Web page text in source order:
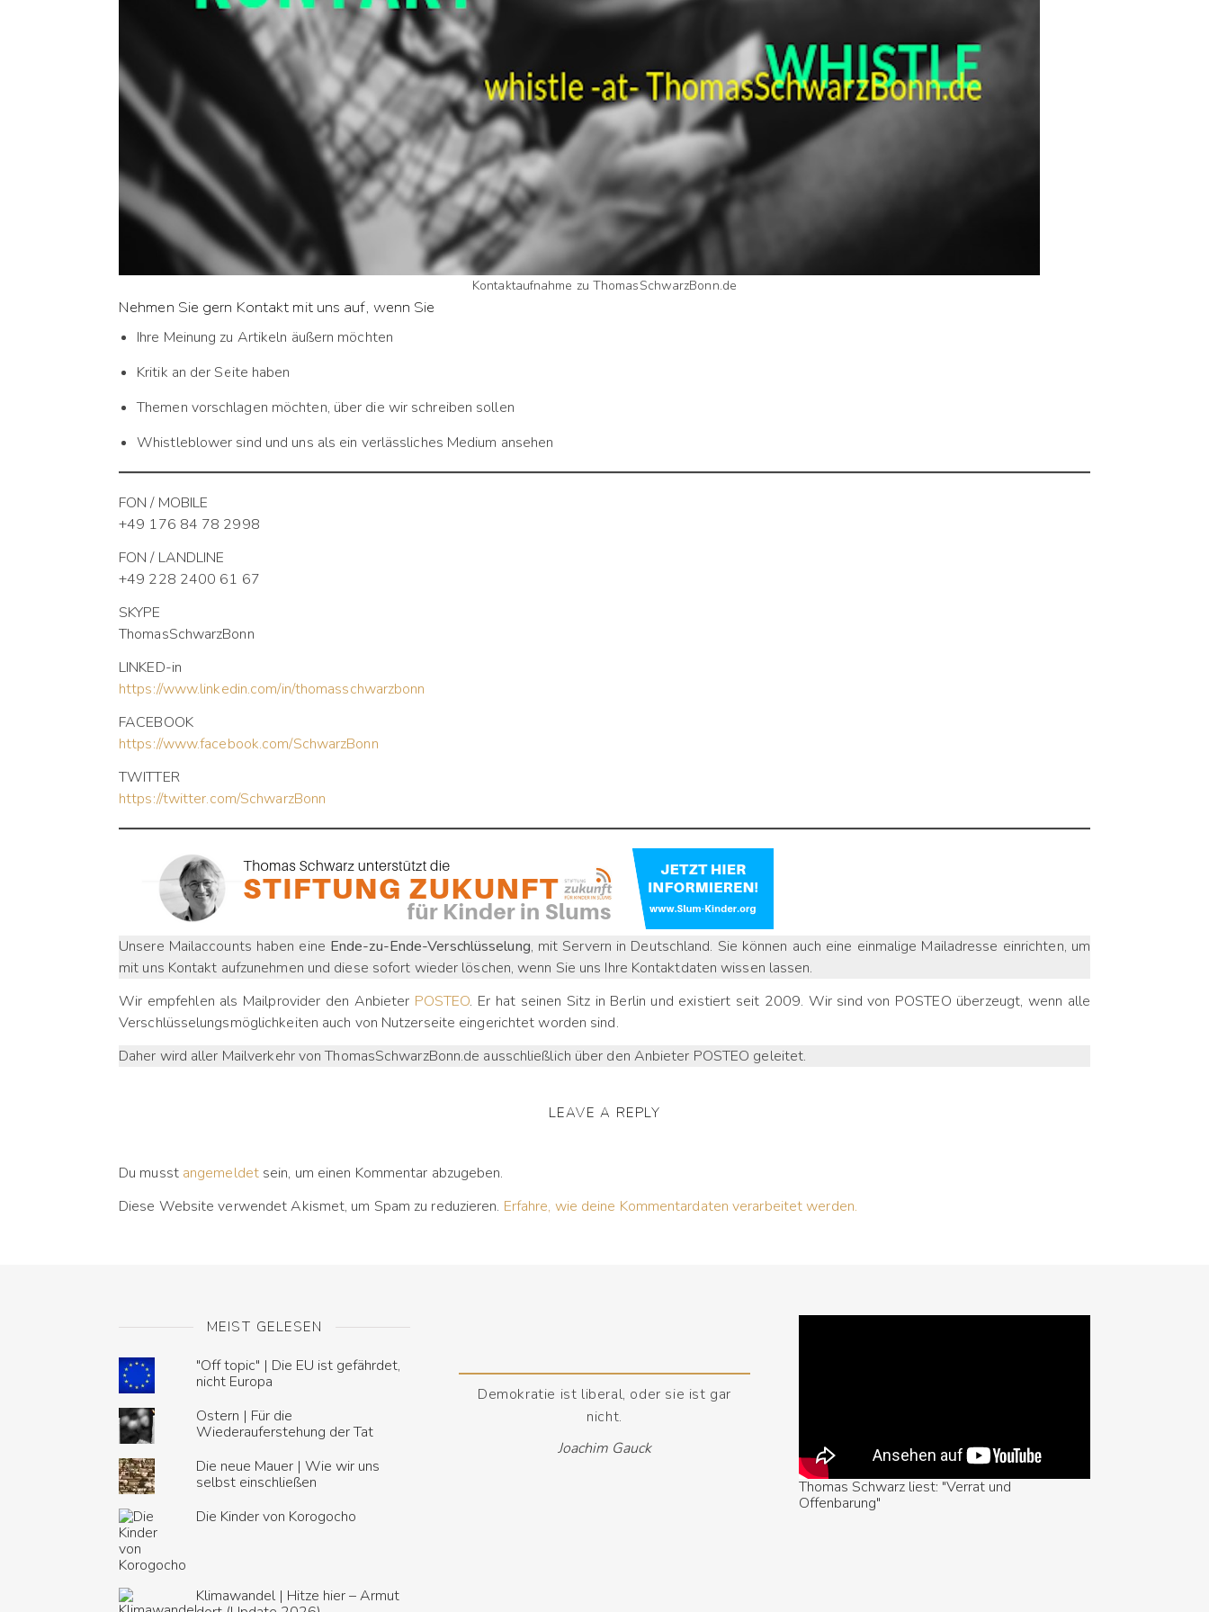
Kontaktaufnahme zu ThomasSchwarzBonn.de
Nehmen Sie gern Kontakt mit uns auf, wenn Sie
Ihre Meinung zu Artikeln äußern möchten
Kritik an der Seite haben
Themen vorschlagen möchten, über die wir schreiben sollen
Whistleblower sind und uns als ein verlässliches Medium ansehen
FON / MOBILE
+49 176 84 78 2998
FON / LANDLINE
+49 228 2400 61 67
SKYPE
ThomasSchwarzBonn
LINKED-in
https://www.linkedin.com/in/thomasschwarzbonn
FACEBOOK
https://www.facebook.com/SchwarzBonn
TWITTER
https://twitter.com/SchwarzBonn
Unsere Mailaccounts haben eine Ende-zu-Ende-Verschlüsselung, mit Servern in Deutschland. Sie können auch eine einmalige Mailadresse einrichten, um
mit uns Kontakt aufzunehmen und diese sofort wieder löschen, wenn Sie uns Ihre Kontaktdaten wissen lassen.
Wir empfehlen als Mailprovider den Anbieter POSTEO. Er hat seinen Sitz in Berlin und existiert seit 2009. Wir sind von POSTEO überzeugt, wenn alle
Verschlüsselungsmöglichkeiten auch von Nutzerseite eingerichtet worden sind.
Daher wird aller Mailverkehr von ThomasSchwarzBonn.de ausschließlich über den Anbieter POSTEO geleitet.
LEAVE A REPLY
Du musst angemeldetsein, um einen Kommentar abzugeben.
Diese Website verwendet Akismet, um Spam zu reduzieren. Erfahre, wie deine Kommentardaten verarbeitet werden.
MEIST GELESEN
"Off topic" | Die EU ist gefährdet,
nicht Europa
Ostern | Für die
Wiederauferstehung der Tat
Die neue Mauer | Wie wir uns
selbst einschließen
Die Kinder von Korogocho
Klimawandel | Hitze hier – Armut
Demokratie ist liberal, oder sie ist gar
nicht.
Joachim Gauck
Thomas Schwarz liest: "Verrat und
Offenbarung"